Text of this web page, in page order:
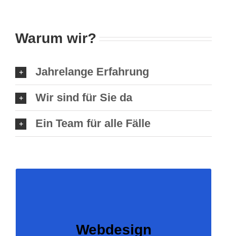
Warum wir?
Jahrelange Erfahrung
Wir sind für Sie da
Ein Team für alle Fälle
Webdesign
Wir sind Ihr Anbieter für professionelle